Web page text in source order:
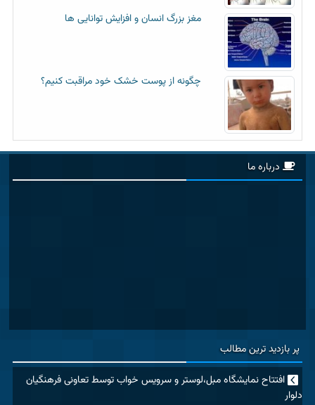
مغز بزرگ انسان و افزایش توانایی ها
چگونه از پوست خشک خود مراقبت کنیم؟
درباره ما
پر بازدید ترین مطالب
افتتاح نمایشگاه مبل،لوستر و سرویس خواب توسط تعاونی فرهنگیان
دلوار